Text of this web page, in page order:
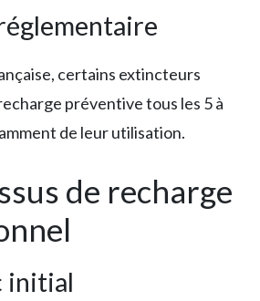
certains extincteurs
préventive tous les 5 à
de leur utilisation.
de recharge
initial